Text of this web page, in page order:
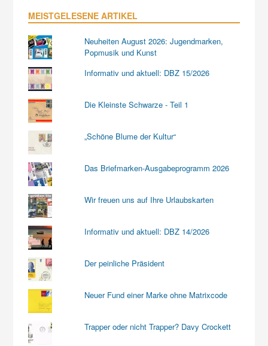
MEISTGELESENE ARTIKEL
Neuheiten August 2026: Jugendmarken,
Popmusik und Kunst
Informativ und aktuell: DBZ 15/2026
Die Kleinste Schwarze - Teil 1
„Schöne Blume der Kultur“
Das Briefmarken-Ausgabeprogramm 2026
Wir freuen uns auf Ihre Urlaubskarten
Informativ und aktuell: DBZ 14/2026
Der peinliche Präsident
Neuer Fund einer Marke ohne Matrixcode
Trapper oder nicht Trapper? Davy Crockett